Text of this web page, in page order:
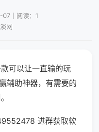
｜阅读：1
网
可以让一直输的玩
辅助神器，有需要的
进群获取软